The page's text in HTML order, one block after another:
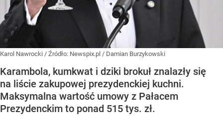
Karol Nawrocki / Źródło: Newspix.pl / Damian Burzykowski
Karambola, kumkwat i dziki brokuł znalazły się
na liście zakupowej prezydenckiej kuchni.
Maksymalna wartość umowy z Pałacem
Prezydenckim to ponad 515 tys. zł.